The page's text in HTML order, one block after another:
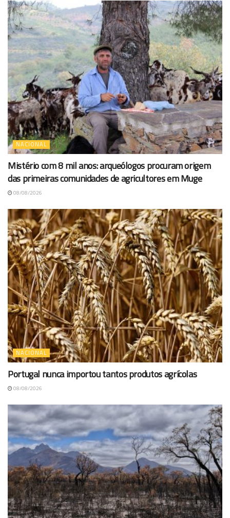
NACIONAL
Mistério com 8 mil anos: arqueólogos procuram origem
das primeiras comunidades de agricultores em Muge
08/08/2026
NACIONAL
Portugal nunca importou tantos produtos agrícolas
08/08/2026